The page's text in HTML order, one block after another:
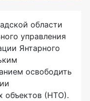
области
управления
Янтарного
освободить
объектов (НТО).